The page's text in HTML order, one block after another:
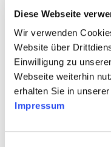
Diese Webseite
Wir verwenden
Website über
Einwilligung zu
Webseite weiterhin
erhalten Sie in unserer
Impressum
Dabei ist Edelstahl
feminin oder maskulin,
jedem Anlass und
dem stählernen Trend-
aus Edelstahl Rostfrei
Goldschmiedekunst
Schmuckdesign.
prägnanten Design-
Halsreifen hoch im
Materialfarbe liegt aber
in allen angesagten